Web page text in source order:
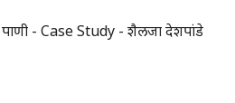
- Case Study - शैलजा देशपांडे